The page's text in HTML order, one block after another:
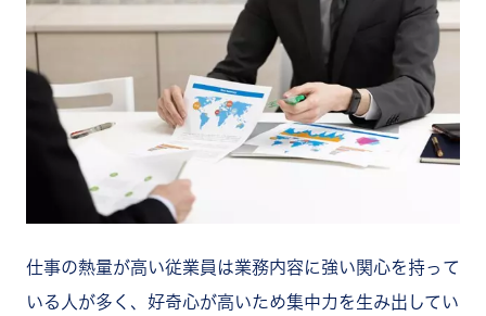
仕事の熱量が高い従業員は業務内容に強い関心を持って
いる人が多く、好奇心が高いため集中力を生み出してい